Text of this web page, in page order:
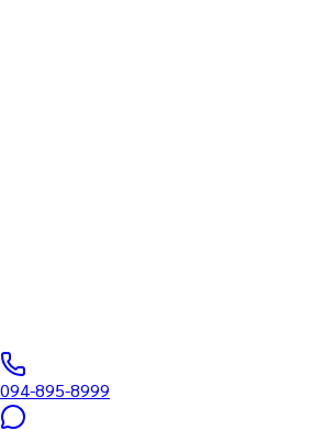
094-895-8999